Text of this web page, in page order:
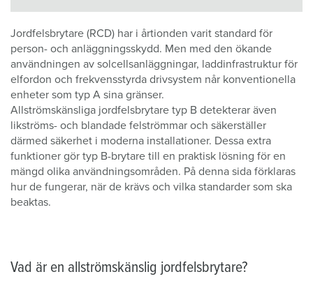
Jordfelsbrytare (RCD) har i årtionden varit standard för
person- och anläggningsskydd. Men med den ökande
användningen av solcellsanläggningar, laddinfrastruktur för
elfordon och frekvensstyrda drivsystem når konventionella
enheter som typ A sina gränser.
Allströmskänsliga jordfelsbrytare typ B detekterar även
likströms- och blandade felströmmar och säkerställer
därmed säkerhet i moderna installationer. Dessa extra
funktioner gör typ B-brytare till en praktisk lösning för en
mängd olika användningsområden. På denna sida förklaras
hur de fungerar, när de krävs och vilka standarder som ska
beaktas.
Vad är en allströmskänslig jordfelsbrytare?